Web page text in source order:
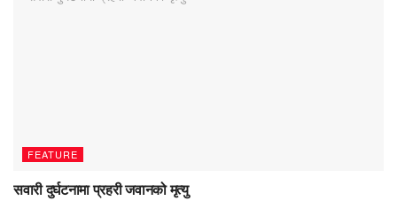
FEATURE
सवारी दुर्घटनामा प्रहरी जवानको मृत्यु